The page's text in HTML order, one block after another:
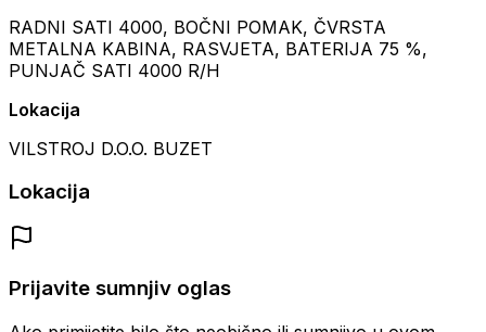
RADNI SATI 4000, BOČNI POMAK, ČVRSTA
METALNA KABINA, RASVJETA, BATERIJA 75 %,
PUNJAČ SATI 4000 R/H
Lokacija
VILSTROJ D.O.O. BUZET
Lokacija
Prijavite sumnjiv oglas